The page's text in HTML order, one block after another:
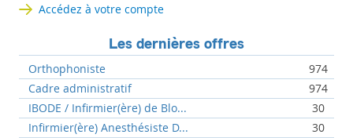
Accédez à votre compte
Les dernières offres
Orthophoniste
974
Cadre administratif
974
IBODE / Infirmier(ère) de Blo...
30
Infirmier(ère) Anesthésiste D...
30